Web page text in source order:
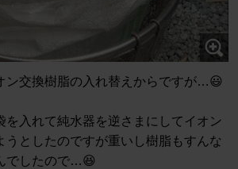
ン交換樹脂の入れ替えからですが…😃
を入れて純水器を逆さまにしてイオン
うとしたのですが重いし樹脂もすんな
でしたので…😆